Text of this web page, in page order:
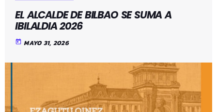
EL ALCALDE DE BILBAO SE SUMA A
IBILALDIA 2026
today MAYO 31, 2026